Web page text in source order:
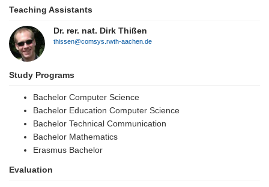
Teaching Assistants
Dr. rer. nat. Dirk Thißen
thissen@comsys.rwth-aachen.de
Study Programs
Bachelor Computer Science
Bachelor Education Computer Science
Bachelor Technical Communication
Bachelor Mathematics
Erasmus Bachelor
Evaluation